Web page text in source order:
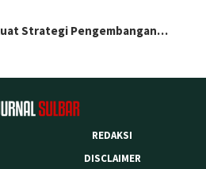
Strategi Pengembangan…
REDAKSI
DISCLAIMER